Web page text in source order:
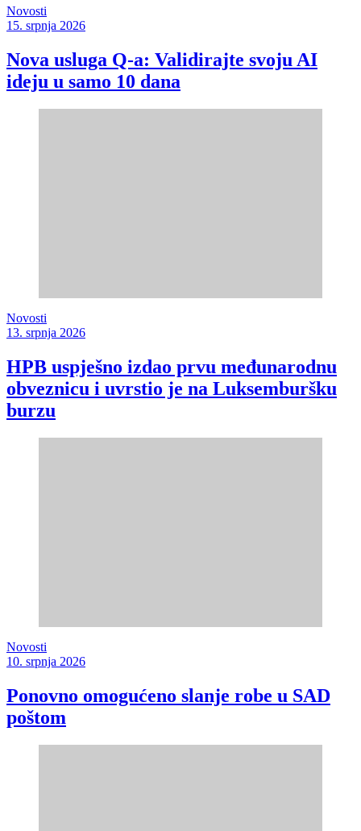
Novosti
15. srpnja 2026
Nova usluga Q-a: Validirajte svoju AI
ideju u samo 10 dana
Novosti
13. srpnja 2026
HPB uspješno izdao prvu međunarodnu
obveznicu i uvrstio je na Luksemburšku
burzu
Novosti
10. srpnja 2026
Ponovno omogućeno slanje robe u SAD
poštom